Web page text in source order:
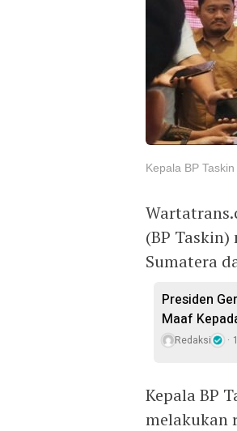
Kepala BP Taskin
(BP
Sumatera
Presiden
Maaf
Redaksi
Kepala BP
melakukan